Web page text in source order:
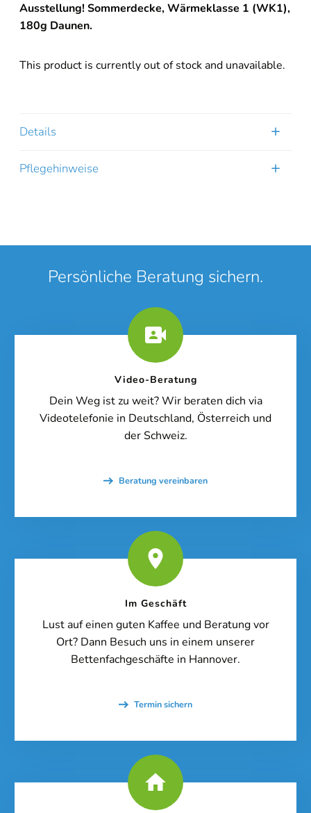
Ausstellung! Sommerdecke, Wärmeklasse 1 (WK1),
180g Daunen.
This product is currently out of stock and unavailable.
Details
Pflegehinweise
Persönliche Beratung sichern.
Video-Beratung
Dein Weg ist zu weit? Wir beraten dich via
Videotelefonie in Deutschland, Österreich und
der Schweiz.
Beratung vereinbaren
Im Geschäft
Lust auf einen guten Kaffee und Beratung vor
Ort? Dann Besuch uns in einem unserer
Bettenfachgeschäfte in Hannover.
Termin sichern
[borlabs-cookie id="booking-time" type="content-blocker"]